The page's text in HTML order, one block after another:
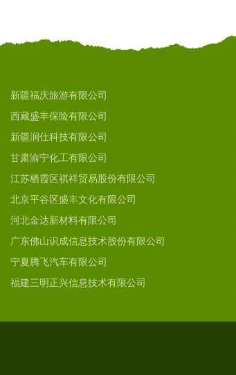
新疆福庆旅游有限公司
西藏盛丰保险有限公司
新疆润仕科技有限公司
甘肃渝宁化工有限公司
江苏栖霞区祺祥贸易股份有限公司
北京平谷区盛丰文化有限公司
河北金达新材料有限公司
广东佛山识成信息技术股份有限公司
宁夏腾飞汽车有限公司
福建三明正兴信息技术有限公司